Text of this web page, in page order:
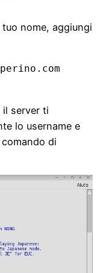
nome, aggiungi
il server ti
lo username e
di